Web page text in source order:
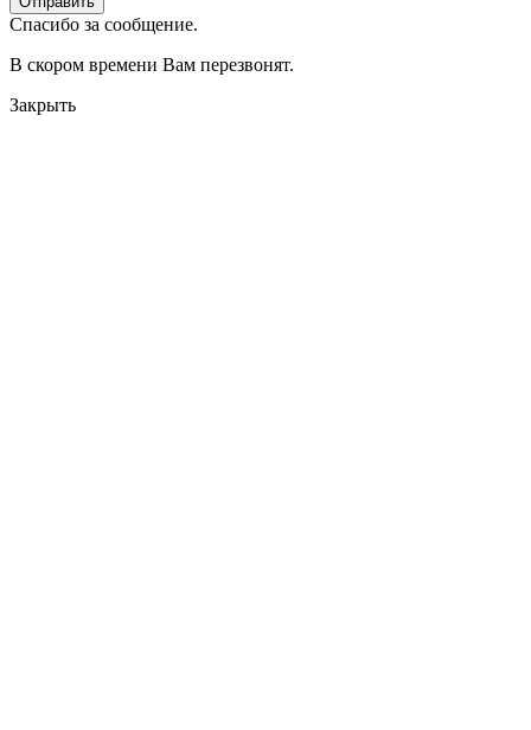
Спасибо за сообщение.
В скором времени Вам перезвонят.
Закрыть